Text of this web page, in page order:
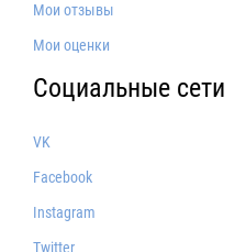
Мои отзывы
Мои оценки
Социальные сети
VK
Facebook
Instagram
Twitter